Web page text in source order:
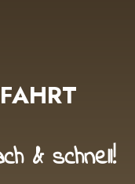
& schnell!